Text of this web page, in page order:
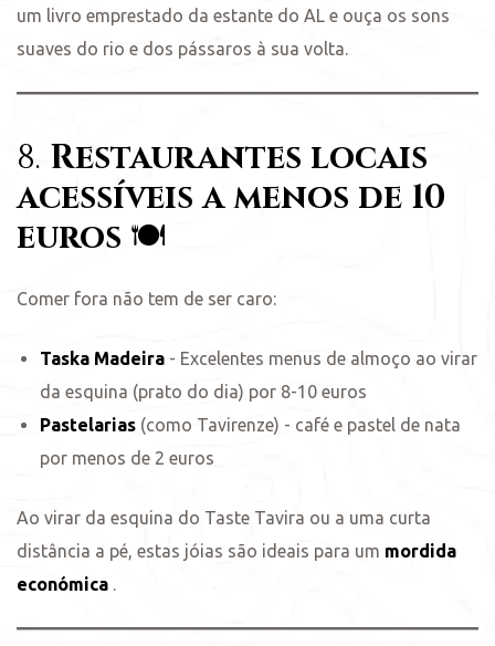
um livro emprestado da estante do AL e ouça os sons
suaves do rio e dos pássaros à sua volta.
8. Restaurantes locais
acessíveis a menos de 10
euros 🍽️
Comer fora não tem de ser caro:
Taska Madeira- Excelentes menus de almoço ao virar
da esquina (prato do dia) por 8-10 euros
Pastelarias(como Tavirenze) - café e pastel de nata
por menos de 2 euros
Ao virar da esquina do Taste Tavira ou a uma curta
distância a pé, estas jóias são ideais para um mordida
económica .